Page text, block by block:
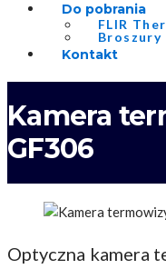
Do pobrania
FLIR
Broszury
Kontakt
Kamera
GF306
Optyczna kamera